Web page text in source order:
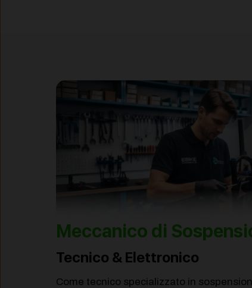
Meccanico di
Tecnico & Elettronico
Come tecnico specializzato in